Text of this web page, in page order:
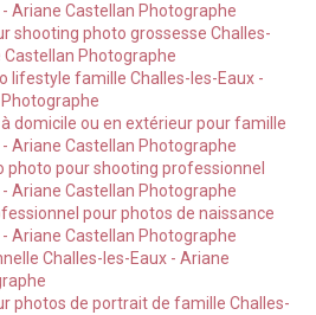
Ariane Castellan Photographe
shooting photo grossesse Challes-
Castellan Photographe
lifestyle famille Challes-les-Eaux -
domicile ou en extérieur pour famille
Ariane Castellan Photographe
photo pour shooting professionnel
Ariane Castellan Photographe
pour photos de naissance
Ariane Castellan Photographe
Challes-les-Eaux - Ariane
photos de portrait de famille Challes-